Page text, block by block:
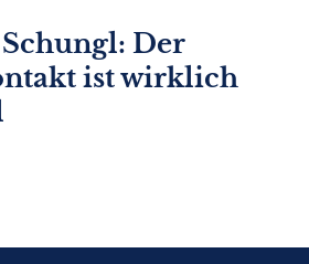
Der
ist wirklich